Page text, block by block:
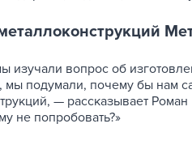
изучали вопрос об
мы подумали, почему бы нам
— рассказывает
не попробовать?»